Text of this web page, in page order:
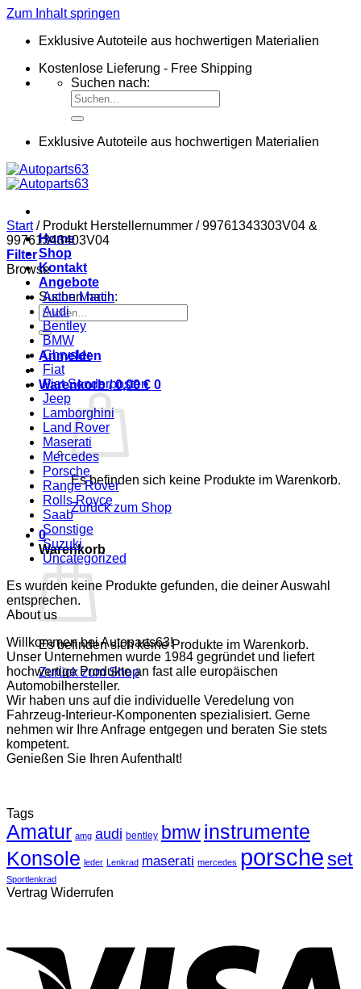
Zum Inhalt springen
Exklusive Autoteile aus hochwertigen Materialien
Kostenlose Lieferung - Free Shipping
Suchen nach:
Exklusive Autoteile aus hochwertigen Materialien
Home
Shop
Kontakt
Angebote
Suchen nach:
Anmelden
Warenkorb /0,00€ 0
Es befinden sich keine Produkte im Warenkorb.
Zurück zum Shop
0
Warenkorb
Es befinden sich keine Produkte im Warenkorb.
Zurück zum Shop
Start /Produkt Herstellernummer /99761343303V04 &
99761343403V04
Filter
Browse
Aston Martin
Audi
Bentley
BMW
Chrysler
Fiat
Fiat Sonderposten
Jeep
Lamborghini
Land Rover
Maserati
Mercedes
Porsche
Range Rover
Rolls Royce
Saab
Sonstige
Suzuki
Uncategorized
Es wurden keine Produkte gefunden, die deiner Auswahl
entsprechen.
About us
Willkommen bei Autoparts63!
Unser Unternehmen wurde 1984 gegründet und liefert
hochwertige Produkte an fast alle europäischen
Automobilhersteller.
Wir haben uns auf die individuelle Veredelung von
Fahrzeug-Interieur-Komponenten spezialisiert. Gerne
nehmen wir Ihre Anfrage entgegen und beraten Sie stets
kompetent.
Genießen Sie Ihren Aufenthalt!
Tags
Amatur amg audi bentley bmwinstrumente
Konsole leder Lenkrad maserati mercedes porsche set
Sportlenkrad
Vertrag Widerrufen